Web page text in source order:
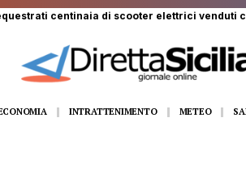
a Monte Pellegrino: trasportato a Villa Sofia
INTRATTENIMENTO METEO